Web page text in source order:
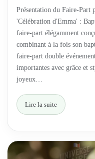
Présentation du Faire-Part
'Célébration d'Emma' :
faire-part élégamment
combinant à la fois son
faire-part double
importantes avec grâce et
joyeux…
Lire la suite